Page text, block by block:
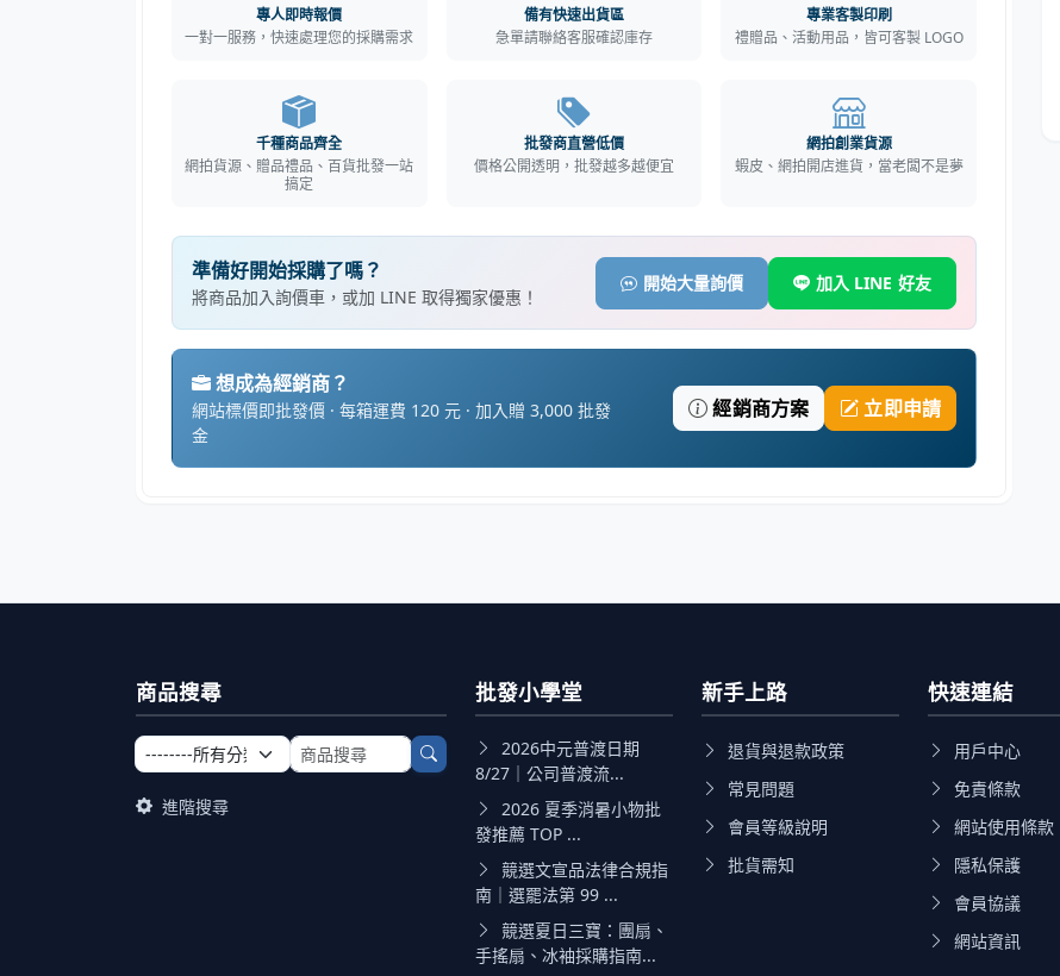
將商品加入詢價車，或加 LINE 取得獨家優惠！
想成為經銷商？
金
商品搜尋
選擇商品分類
搜尋商品關鍵字
進階搜尋
批發小學堂
2026中元普渡日期
8/27｜公司普渡流...
2026 夏季消暑小物批
發推薦 TOP ...
競選文宣品法律合規指
南｜選罷法第 99 ...
競選夏日三寶：團扇、
手搖扇、冰袖採購指南...
新手上路
退貨與退款政策
常見問題
會員等級說明
批貨需知
快速連結
用戶中心
免責條款
網站使用條款
隱私保護
會員協議
網站資訊